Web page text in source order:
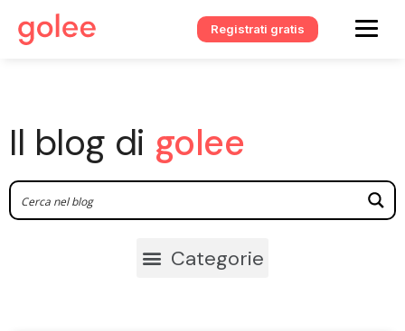
Registrati gratis
Il blog di golee